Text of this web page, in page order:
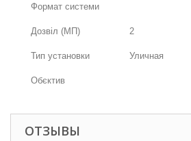
Формат системи
Дозвіл (МП) 2
Тип установки Уличная
Обєктив
ОТЗЫВЫ